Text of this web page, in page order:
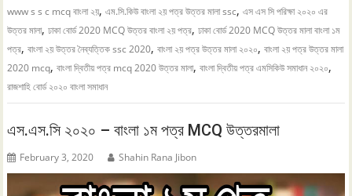
www s s c mcq বাংলা ২য়,এম.সি.কিউ বাংলা ২য় পত্র উত্তর মালা ssc,এস এস সি পরিক্ষা ২০২০ এর
উত্তর মালা,ঢাকা বোর্ড 2020 MCQ উত্তর বাংলা ২য় পত্র,ঢাকা বোর্ড 2020 MCQ উত্তর মালা বাংলা ১ম
পত্র,বাংলা ২য় উত্তর নৈব্যত্তিক ssc 2020,বাংলা ২য় পত্র উত্তর মালা ২০২০,বাংলা ২য় পত্র উত্তর মালা
2020 mcq,বাংলা দ্বিতীয় পত্র mcq 2020 উত্তর মালা,বাংলা দ্বিতীয় পত্র এমসিকিউ সমাধান ২০২০,
রাজশাহি বোর্ড ২০২০ বাংলা সমাধান
এস.এস.সি ২০২০ – বাংলা ১ম পত্র MCQ উত্তরমালা
February 3, 2020 Shahin Rana Jibon